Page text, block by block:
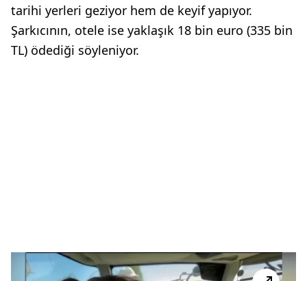
tarihi yerleri geziyor hem de keyif yapıyor.
Şarkıcının, otele ise yaklaşık 18 bin euro (335 bin
TL) ödediği söyleniyor.